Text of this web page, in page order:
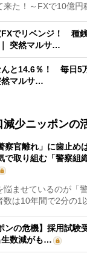
来た！～FXで10億円
FXでリベンジ！ 種
突然マルサ…
んと14.6％！ 毎日5
然マルサ…
少ニッポンの
察官離れ」に歯止め
で取り組む「警察
ませているのが「
は10年間で2分の1
ンの危機】採用試験
数減がも…